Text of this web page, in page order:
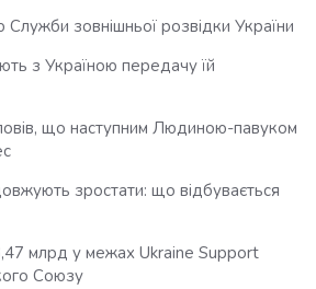
зовнішньої розвідки України
з Україною передачу їй
що наступним Людиною-павуком
зростати: що відбувається
млрд у межах Ukraine Support
Союзу